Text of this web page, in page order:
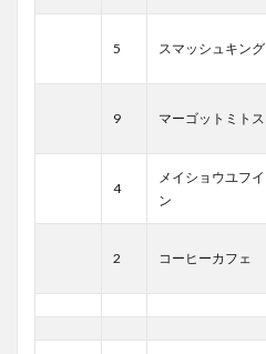
5 スマッシュキング
9 マーゴットミトス
4
メイショウユフイ
ン
2 コーヒーカフェ